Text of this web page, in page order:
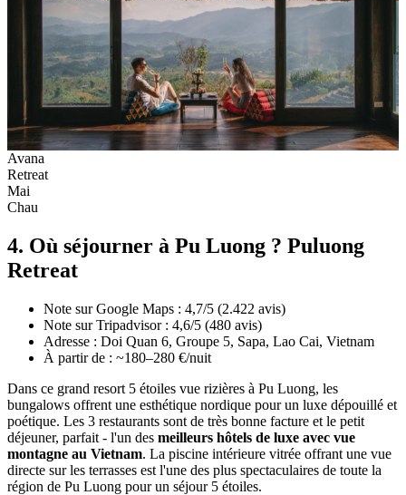
Avana
Retreat
Mai
Chau
4. Où séjourner à Pu Luong ? Puluong
Retreat
Note sur Google Maps : 4,7/5 (2.422 avis)
Note sur Tripadvisor : 4,6/5 (480 avis)
Adresse : Doi Quan 6, Groupe 5, Sapa, Lao Cai, Vietnam
À partir de : ~180–280 €/nuit
Dans ce grand resort 5 étoiles vue rizières à Pu Luong, les
bungalows offrent une esthétique nordique pour un luxe dépouillé et
poétique. Les 3 restaurants sont de très bonne facture et le petit
déjeuner, parfait - l'un des meilleurs hôtels de luxe avec vue
montagne au Vietnam. La piscine intérieure vitrée offrant une vue
directe sur les terrasses est l'une des plus spectaculaires de toute la
région de Pu Luong pour un séjour 5 étoiles.